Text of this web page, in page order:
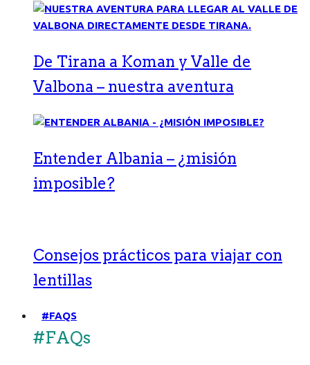
De Tirana a Koman y Valle de
Valbona – nuestra aventura
Entender Albania – ¿misión
imposible?
Consejos prácticos para viajar con
lentillas
#FAQS
#FAQs